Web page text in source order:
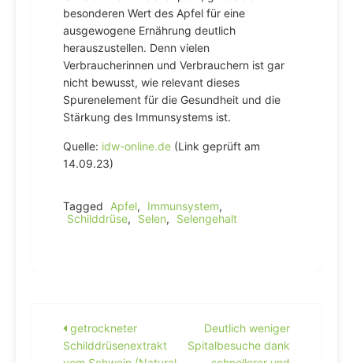
besonderen Wert des Apfel für eine
ausgewogene Ernährung deutlich
herauszustellen. Denn vielen
Verbraucherinnen und Verbrauchern ist gar
nicht bewusst, wie relevant dieses
Spurenelement für die Gesundheit und die
Stärkung des Immunsystems ist.
Quelle: idw-online.de (Link geprüft am
14.09.23)
Tagged Apfel, Immunsystem,
Schilddrüse, Selen, Selengehalt
Beitragsnavigation
getrockneter
Schilddrüsenextrakt
Deutlich weniger
Spitalbesuche dank